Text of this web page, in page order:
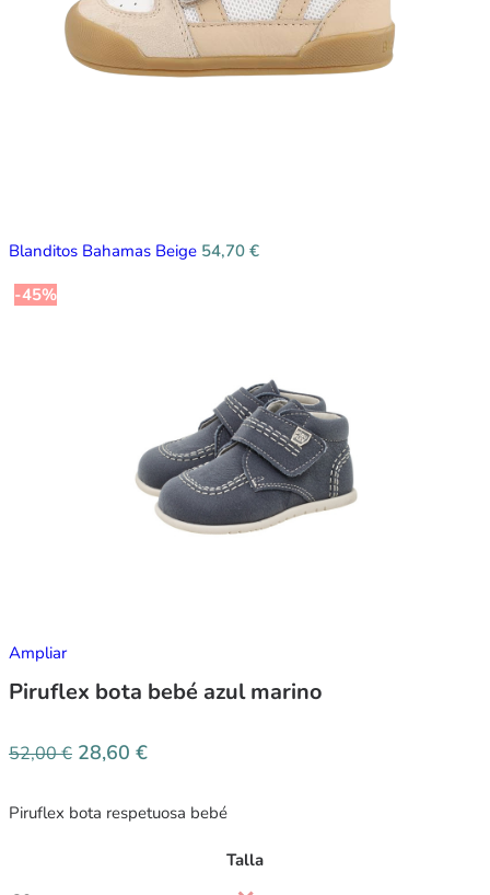
Blanditos Bahamas Beige 54,70 €
-45%
Ampliar
Piruflex bota bebé azul marino
52,00€ 28,60 €
Piruflex bota respetuosa bebé
Talla